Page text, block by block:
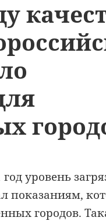
уровень
показаниям,
городов.